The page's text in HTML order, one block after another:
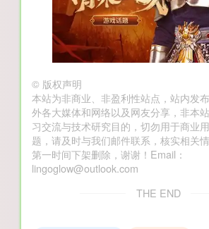
© 版权声明
本站为非商业、非盈利性站点，站内发
外各大媒体和网络以及网友分享，非本
习交流与技术研究目的，切勿用于商业
题，请及时与我们邮件联系，核实相关
第一时间下架删除，谢谢！Email：
lingoglow@outlook.com
THE END